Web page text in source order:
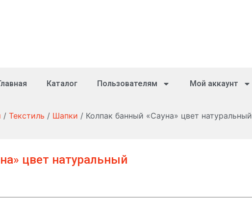
Каталог Пользователям Мой аккаунт
/ Текстиль / Шапки / Колпак банный «Сауна» цвет натуральный
цвет натуральный